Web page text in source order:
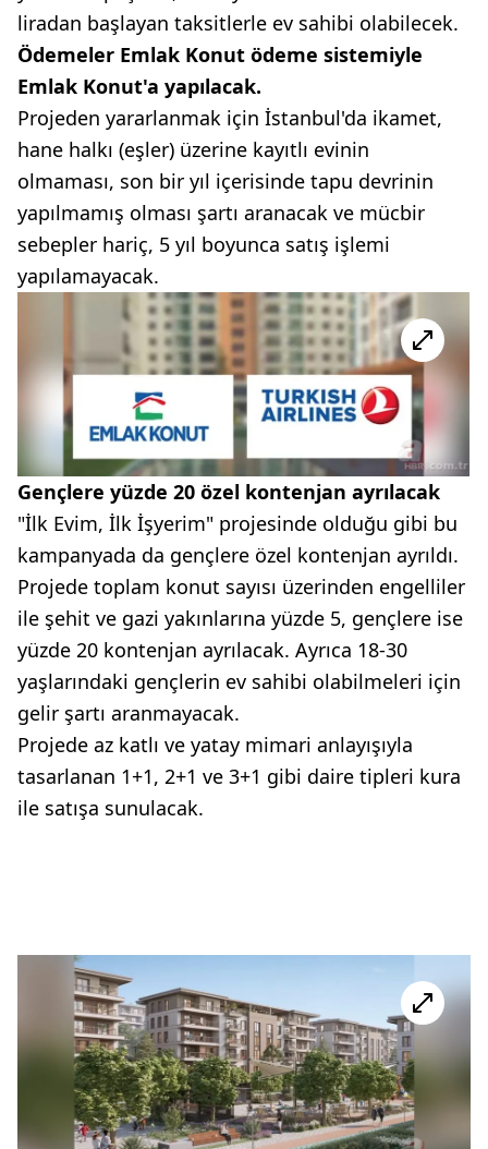
liradan başlayan taksitlerle ev sahibi olabilecek.
Ödemeler Emlak Konut ödeme sistemiyle
Emlak Konut'a yapılacak.
Projeden yararlanmak için İstanbul'da ikamet,
hane halkı (eşler) üzerine kayıtlı evinin
olmaması, son bir yıl içerisinde tapu devrinin
yapılmamış olması şartı aranacak ve mücbir
sebepler hariç, 5 yıl boyunca satış işlemi
yapılamayacak.
Gençlere yüzde 20 özel kontenjan ayrılacak
"İlk Evim, İlk İşyerim" projesinde olduğu gibi bu
kampanyada da gençlere özel kontenjan ayrıldı.
Projede toplam konut sayısı üzerinden engelliler
ile şehit ve gazi yakınlarına yüzde 5, gençlere ise
yüzde 20 kontenjan ayrılacak. Ayrıca 18-30
yaşlarındaki gençlerin ev sahibi olabilmeleri için
gelir şartı aranmayacak.
Projede az katlı ve yatay mimari anlayışıyla
tasarlanan 1+1, 2+1 ve 3+1 gibi daire tipleri kura
ile satışa sunulacak.